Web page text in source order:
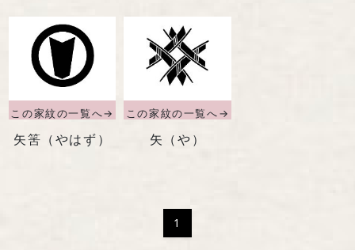
矢筈（やはず） 矢（や）
1